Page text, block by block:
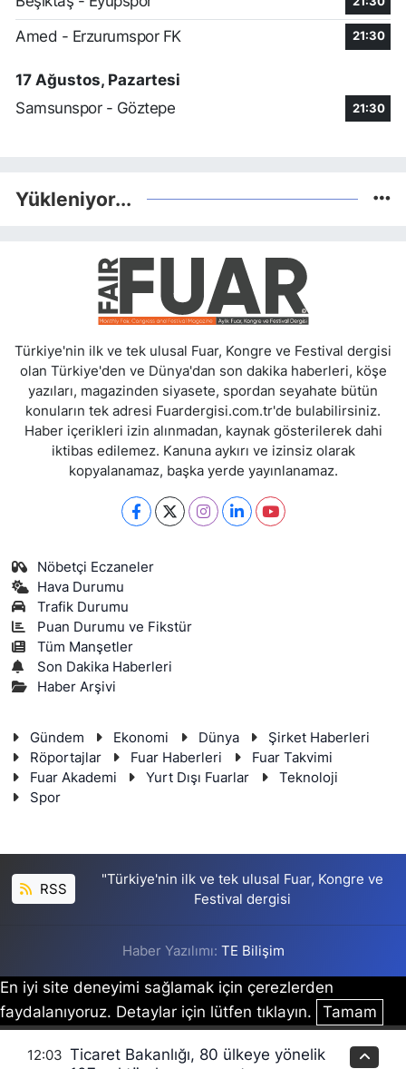
Amed - Erzurumspor FK 21:30
17 Ağustos, Pazartesi
Samsunspor - Göztepe
21:30
Yükleniyor...
Türkiye'nin ilk ve tek ulusal Fuar, Kongre ve Festival dergisi
olan Türkiye'den ve Dünya'dan son dakika haberleri, köşe
yazıları, magazinden siyasete, spordan seyahate bütün
konuların tek adresi Fuardergisi.com.tr'de bulabilirsiniz.
Haber içerikleri izin alınmadan, kaynak gösterilerek dahi
iktibas edilemez. Kanuna aykırı ve izinsiz olarak
kopyalanamaz, başka yerde yayınlanamaz.
Nöbetçi Eczaneler
Hava Durumu
Trafik Durumu
Puan Durumu ve Fikstür
Tüm Manşetler
Son Dakika Haberleri
Haber Arşivi
Gündem Ekonomi Dünya
Şirket Haberleri
Röportajlar
Fuar Haberleri
Fuar Takvimi
Fuar Akademi
Yurt Dışı Fuarlar
Teknoloji
Spor
RSS
"Türkiye'nin ilk ve tek ulusal Fuar, Kongre ve
Festival dergisi
Haber Yazılımı: TE Bilişim
En iyi site deneyimi sağlamak için çerezlerden
faydalanıyoruz. Detaylar için lütfen tıklayın.
Tamam
12:03 Ticaret Bakanlığı, 80 ülkeye yönelik